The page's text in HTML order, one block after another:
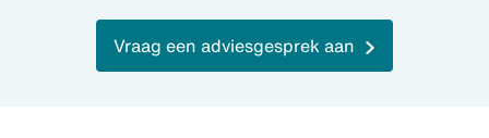
Vraag een adviesgesprek aan